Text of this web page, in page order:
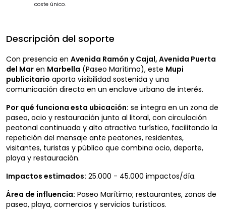
coste único.
Descripción del soporte
Con presencia en Avenida Ramón y Cajal, Avenida Puerta
del Mar en Marbella (Paseo Marítimo), este Mupi
publicitario aporta visibilidad sostenida y una
comunicación directa en un enclave urbano de interés.
Por qué funciona esta ubicación: se integra en un zona de
paseo, ocio y restauración junto al litoral, con circulación
peatonal continuada y alto atractivo turístico, facilitando la
repetición del mensaje ante peatones, residentes,
visitantes, turistas y público que combina ocio, deporte,
playa y restauración.
Impactos estimados: 25.000 - 45.000 impactos/día.
Área de influencia: Paseo Marítimo; restaurantes, zonas de
paseo, playa, comercios y servicios turísticos.